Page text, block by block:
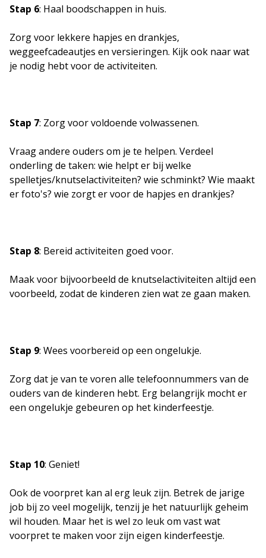
Stap 6: Haal boodschappen in huis.
Zorg voor lekkere hapjes en drankjes,
weggeefcadeautjes en versieringen. Kijk ook naar wat
je nodig hebt voor de activiteiten.
Stap 7: Zorg voor voldoende volwassenen.
Vraag andere ouders om je te helpen. Verdeel
onderling de taken: wie helpt er bij welke
spelletjes/knutselactiviteiten? wie schminkt? Wie maakt
er foto's? wie zorgt er voor de hapjes en drankjes?
Stap 8: Bereid activiteiten goed voor.
Maak voor bijvoorbeeld de knutselactiviteiten altijd een
voorbeeld, zodat de kinderen zien wat ze gaan maken.
Stap 9: Wees voorbereid op een ongelukje.
Zorg dat je van te voren alle telefoonnummers van de
ouders van de kinderen hebt. Erg belangrijk mocht er
een ongelukje gebeuren op het kinderfeestje.
Stap 10: Geniet!
Ook de voorpret kan al erg leuk zijn. Betrek de jarige
job bij zo veel mogelijk, tenzij je het natuurlijk geheim
wil houden. Maar het is wel zo leuk om vast wat
voorpret te maken voor zijn eigen kinderfeestje.